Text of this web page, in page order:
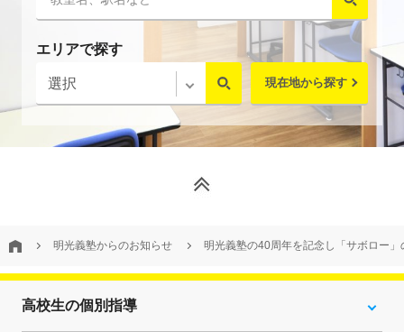
エリアで探す
現在地から探す
明光義塾からのお知らせ 明光義塾の40周年を記念し「サボロー
高校生の個別指導